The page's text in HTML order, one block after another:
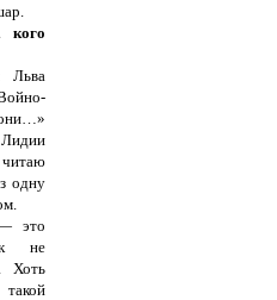
Льва
одну
это
не
Хоть